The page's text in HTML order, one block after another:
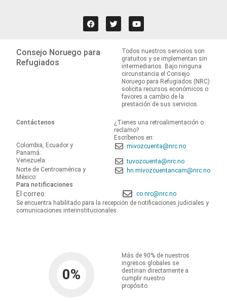
Consejo Noruego para
Refugiados
Todos nuestros servicios son
gratuitos y se implementan sin
intermediarios. Bajo ninguna
circunstancia el Consejo
Noruego para Refugiados (NRC)
solicita recursos económicos o
favores a cambio de la
prestación de sus servicios.
Contáctenos
¿Tienes una retroalimentación o
reclamo?
Escríbenos en:
Colombia, Ecuador y
Panamá:
mivozcuenta@nrc.no
Venezuela:
tuvozcuenta@nrc.no
Norte de Centroamérica y
México:
hn.mivozcuentancam@nrc.no
Para notificaciones
El correo:
co.nrc@nrc.no
Se encuentra habilitado para la recepción de notificaciones judiciales y
comunicaciones interinstitucionales.
0%
Más de 90% de nuestros
ingresos globales se
destinan directamente a
cumplir nuestro
propósito.